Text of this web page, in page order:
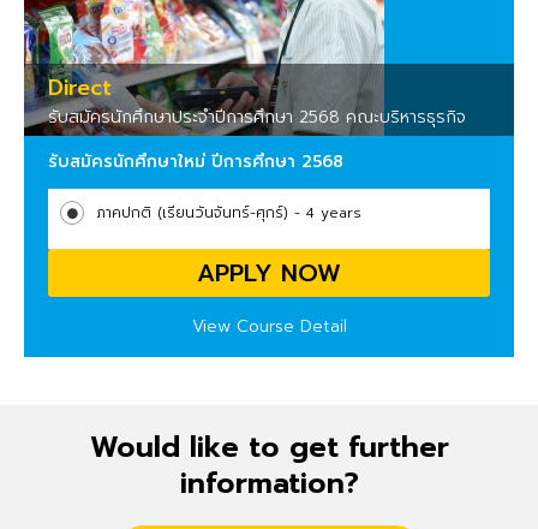
Direct
รับสมัครนักศึกษาประจำปีการศึกษา 2568 คณะบริหารธุรกิจ
รับสมัครนักศึกษาใหม่ ปีการศึกษา 2568
ภาคปกติ (เรียนวันจันทร์-ศุกร์) - 4 years
APPLY NOW
View Course Detail
Would like to get further
information?